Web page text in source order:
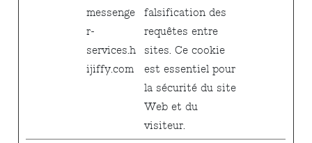
messenge
r-
services.h
ijiffy.com
falsification des
requêtes entre
sites. Ce cookie
est essentiel pour
la sécurité du site
Web et du
visiteur.